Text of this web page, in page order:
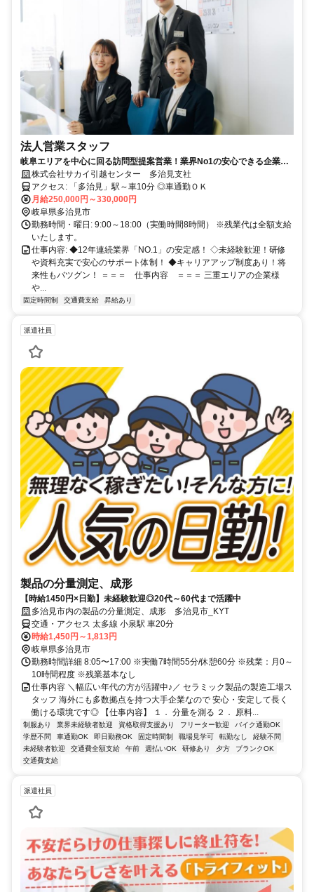
法人営業スタッフ
岐阜エリアを中心に回る訪問型提案営業！業界No1の安心できる企業！
教育制度も充実で、キャリアアップも可能です！
株式会社サカイ引越センター 多治見支社
アクセス: 「多治見」駅～車10分 ◎車通勤ＯＫ
月給250,000円～330,000円
岐阜県多治見市
勤務時間・曜日: 9:00～18:00（実働時間8時間） ※残業代は全額支給
いたします。
仕事内容: ◆12年連続業界「NO.1」の安定感！ ◇未経験歓迎！研修
や資料充実で安心のサポート体制！ ◆キャリアアップ制度あり！将
来性もバツグン！ ＝＝＝ 仕事内容 ＝＝＝ 三重エリアの企業様
や...
固定時間制 交通費支給 昇給あり
派遣社員
製品の分量測定、成形
【時給1450円×日勤】未経験歓迎◎20代～60代まで活躍中
多治見市内の製品の分量測定、成形 多治見市_KYT
交通・アクセス 太多線 小泉駅 車20分
時給1,450円～1,813円
岐阜県多治見市
勤務時間詳細 8:05〜17:00 ※実働7時間55分/休憩60分 ※残業：月0～
10時間程度 ※残業基本なし
仕事内容 ＼幅広い年代の方が活躍中♪／ セラミック製品の製造工場ス
タッフ 海外にも多数拠点を持つ大手企業なので 安心・安定して長く
働ける環境です◎ 【仕事内容】 １． 分量を測る ２． 原料...
制服あり 業界未経験者歓迎 資格取得支援あり フリーター歓迎
バイク通勤OK
学歴不問
車通勤OK 即日勤務OK 固定時間制 職場見学可 転勤なし
経験不問
未経験者歓迎
交通費全額支給 午前 週払いOK 研修あり 夕方
ブランクOK
交通費支給
派遣社員